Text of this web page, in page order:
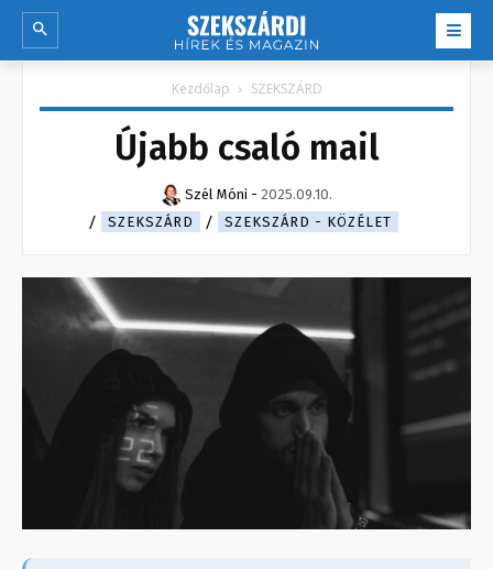
Kezdőlap SZEKSZÁRD
Újabb csaló mail
Szél Móni - 2025.09.10.
SZEKSZÁRD
SZEKSZÁRD - KÖZÉLET